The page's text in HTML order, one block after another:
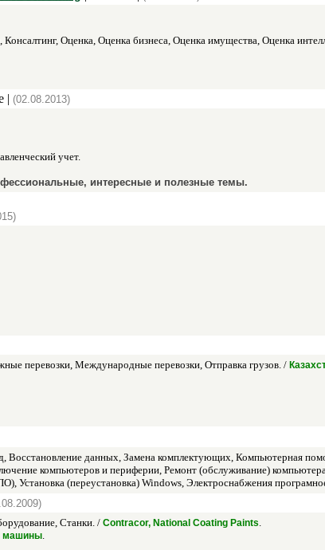
Оценка, Оценка бизнеса, Оценка имущества, Оценка
| (02.08.2013)
учет.
интересные и полезные темы.
перевозки, Международные перевозки, Отправка грузов. /
данных, Замена комплектующих, Компьютерная
компьютеров и периферии, Ремонт (обслуживание)
Установка (переустановка) Windows, Электроснабжения
Станки. / Contracor, National Coating Paints.
машины.